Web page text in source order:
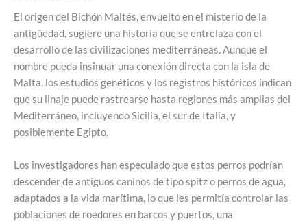
El origen del Bichón Maltés, envuelto en el misterio de la
antigüedad, sugiere una historia que se entrelaza con el
desarrollo de las civilizaciones mediterráneas. Aunque el
nombre pueda insinuar una conexión directa con la isla de
Malta, los estudios genéticos y los registros históricos indican
que su linaje puede rastrearse hasta regiones más amplias del
Mediterráneo, incluyendo Sicilia, el sur de Italia, y
posiblemente Egipto.
Los investigadores han especulado que estos perros podrían
descender de antiguos caninos de tipo spitz o perros de agua,
adaptados a la vida marítima, lo que les permitía controlar las
poblaciones de roedores en barcos y puertos, una